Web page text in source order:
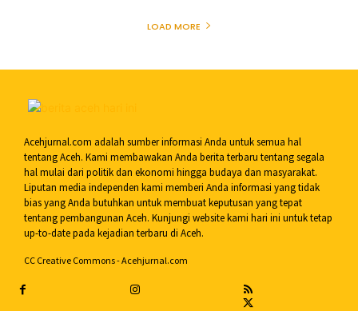
LOAD MORE
Acehjurnal.com adalah sumber informasi Anda untuk semua hal
tentang Aceh. Kami membawakan Anda berita terbaru tentang segala
hal mulai dari politik dan ekonomi hingga budaya dan masyarakat.
Liputan media independen kami memberi Anda informasi yang tidak
bias yang Anda butuhkan untuk membuat keputusan yang tepat
tentang pembangunan Aceh. Kunjungi website kami hari ini untuk tetap
up-to-date pada kejadian terbaru di Aceh.
CC Creative Commons - Acehjurnal.com